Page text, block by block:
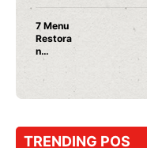
Nunung
Rahasia
TRENDING POS